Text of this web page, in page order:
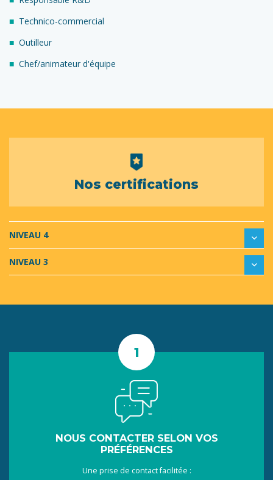
Technico-commercial
Outilleur
Chef/animateur d'équipe
Nos certifications
NIVEAU 4
NIVEAU 3
NOUS CONTACTER SELON VOS
PRÉFÉRENCES
Une prise de contact facilitée :